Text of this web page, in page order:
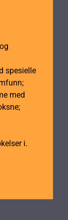
spesielle
med
i.